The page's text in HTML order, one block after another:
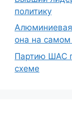
политику
Алюминиевая
она на самом
Партию ШАС
схеме